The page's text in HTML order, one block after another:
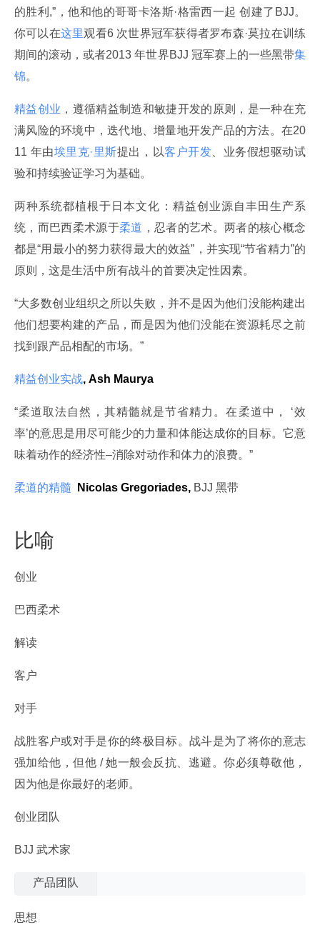
的胜利,”，他和他的哥哥卡洛斯·格雷西一起 创建了BJJ。
你可以在这里观看6 次世界冠军获得者罗布森·莫拉在训练
期间的滚动，或者2013 年世界BJJ 冠军赛上的一些黑带集
锦。
精益创业 ，遵循精益制造和敏捷开发的原则，是一种在充
满风险的环境中，迭代地、增量地开发产品的方法。在20
11 年由埃里克·里斯提出，以客户开发 、业务假想驱动试
验和持续验证学习为基础。
两种系统都植根于日本文化：精益创业源自丰田生产系
统，而巴西柔术源于柔道 ，忍者的艺术。两者的核心概念
都是“用最小的努力获得最大的效益”，并实现“节省精力”的
原则，这是生活中所有战斗的首要决定性因素。
“大多数创业组织之所以失败，并不是因为他们没能构建出
他们想要构建的产品，而是因为他们没能在资源耗尽之前
找到跟产品相配的市场。”
精益创业实战, Ash Maurya
“柔道取法自然，其精髓就是节省精力。在柔道中， ‘效
率’的意思是用尽可能少的力量和体能达成你的目标。它意
味着动作的经济性–消除对动作和体力的浪费。”
柔道的精髓 Nicolas Gregoriades, BJJ 黑带
比喻
创业
巴西柔术
解读
客户
对手
战胜客户或对手是你的终极目标。战斗是为了将你的意志
强加给他，但他 / 她一般会反抗、逃避。你必须尊敬他，
因为他是你最好的老师。
创业团队
BJJ 武术家
思想